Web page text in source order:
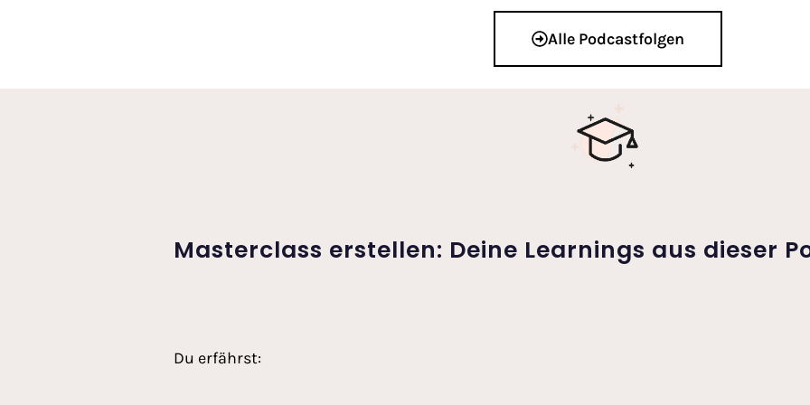
Alle Podcastfolgen
Masterclass erstellen: Deine Learnings aus dieser
Du erfährst: